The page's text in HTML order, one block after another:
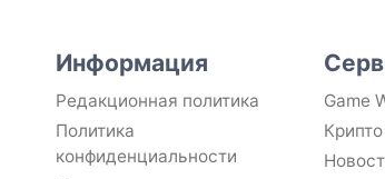
Информация
Редакционная политика
Политика
конфиденциальности
Game